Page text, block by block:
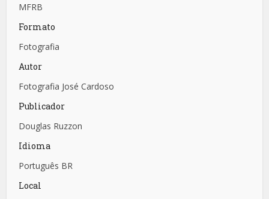
MFRB
Formato
Fotografia
Autor
Fotografia José Cardoso
Publicador
Douglas Ruzzon
Idioma
Português BR
Local